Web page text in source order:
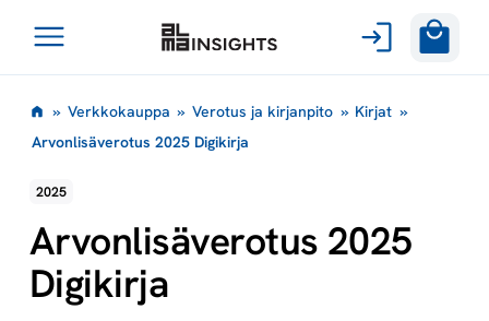
sisältöön
Avaa
» Verkkokauppa » Verotus ja kirjanpito » Kirjat »
Arvonlisäverotus 2025 Digikirja
2025
Arvonlisäverotus 2025
Digikirja